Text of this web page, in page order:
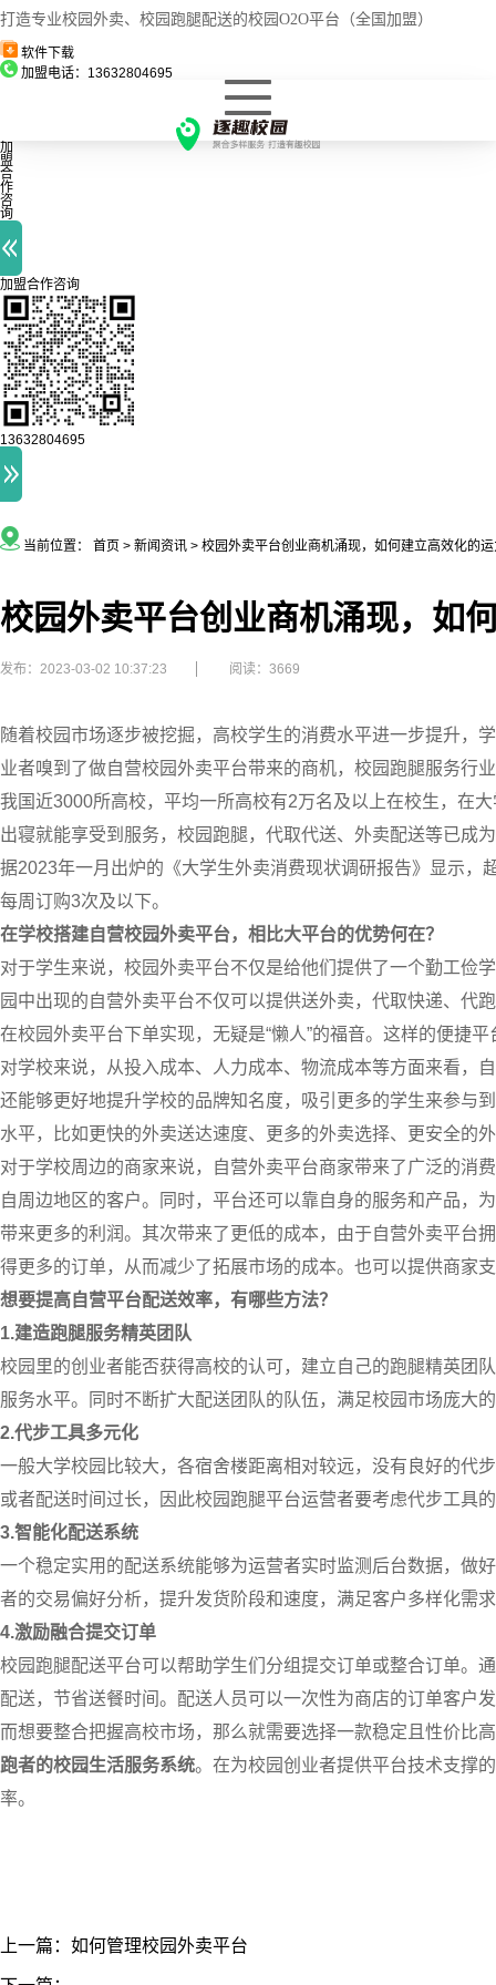
打造专业校园外卖、校园跑腿配送的校园O2O平台（全国加盟）
软件下载
加盟电话：13632804695
加
盟
合
作
咨
询
加盟合作咨询
13632804695
当前位置： 首页 > 新闻资讯 > 校园外卖平台创业商机涌现，如何建立高效化的
校园外卖平台创业商机涌现，如
发布：2023-03-02 10:37:23 阅读：3669
随着校园市场逐步被挖掘，高校学生的消费水平进一步提升，
业者嗅到了做自营校园外卖平台带来的商机，校园跑腿服务行
我国近3000所高校，平均一所高校有2万名及以上在校生，在大
出寝就能享受到服务，校园跑腿，代取代送、外卖配送等已成
据2023年一月出炉的《大学生外卖消费现状调研报告》显示，
每周订购3次及以下。
在学校搭建自营校园外卖平台，相比大平台的优势何在？
对于学生来说，校园外卖平台不仅是给他们提供了一个勤工俭
园中出现的自营外卖平台不仅可以提供送外卖，代取快递、代
在校园外卖平台下单实现，无疑是“懒人”的福音。这样的便捷
对学校来说，从投入成本、人力成本、物流成本等方面来看，
还能够更好地提升学校的品牌知名度，吸引更多的学生来参与
水平，比如更快的外卖送达速度、更多的外卖选择、更安全的
对于学校周边的商家来说，自营外卖平台商家带来了广泛的消
自周边地区的客户。同时，平台还可以靠自身的服务和产品，
带来更多的利润。其次带来了更低的成本，由于自营外卖平台
得更多的订单，从而减少了拓展市场的成本。也可以提供商家
想要提高自营平台配送效率，有哪些方法？
1.建造跑腿服务精英团队
校园里的创业者能否获得高校的认可，建立自己的跑腿精英团
服务水平。同时不断扩大配送团队的队伍，满足校园市场庞大
2.代步工具多元化
一般大学校园比较大，各宿舍楼距离相对较远，没有良好的代
或者配送时间过长，因此校园跑腿平台运营者要考虑代步工具
3.智能化配送系统
一个稳定实用的配送系统能够为运营者实时监测后台数据，做
者的交易偏好分析，提升发货阶段和速度，满足客户多样化需
4.激励融合提交订单
校园跑腿配送平台可以帮助学生们分组提交订单或整合订单。
配送，节省送餐时间。配送人员可以一次性为商店的订单客户
而想要整合把握高校市场，那么就需要选择一款稳定且性价比
跑者的校园生活服务系统。在为校园创业者提供平台技术支撑
率。
上一篇：如何管理校园外卖平台